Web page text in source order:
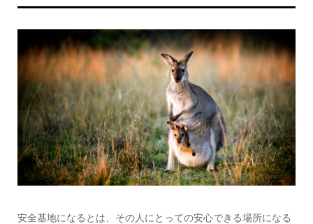
安全基地になるとは、その人にとっての安心できる場所になる